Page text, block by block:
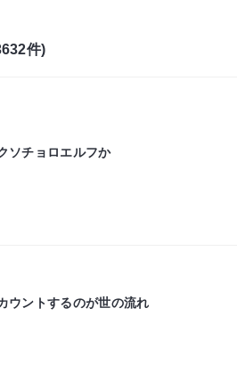
件)
ソチョロエルフか
ントするのが世の流れ